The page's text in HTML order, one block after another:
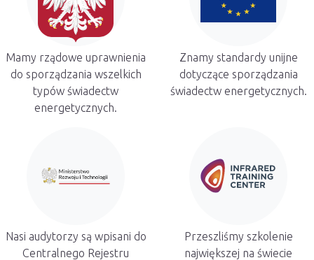
Mamy rządowe uprawnienia
do sporządzania wszelkich
typów świadectw
energetycznych.
Znamy standardy unijne
dotyczące sporządzania
świadectw energetycznych.
Nasi audytorzy są wpisani do
Centralnego Rejestru
Przeszliśmy szkolenie
największej na świecie